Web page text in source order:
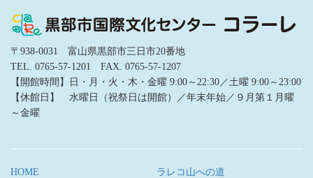
〒938-0031 富山県黒部市三日市20番地
TEL. 0765-57-1201 FAX. 0765-57-1207
【開館時間】日・月・火・木・金曜 9:00～22:30／土曜 9:00～23:00
【休館日】 水曜日（祝祭日は開館）／年末年始／９月第１月曜
～金曜
HOME
ラレコ山への道